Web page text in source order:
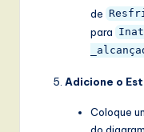
de
para
Adicione o
Coloque
do